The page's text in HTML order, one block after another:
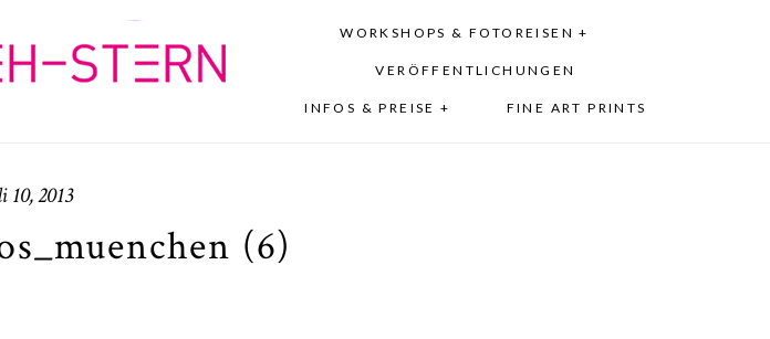
WORKSHOPS & FOTOREISEN +
VERÖFFENTLICHUNGEN
INFOS & PREISE + FINE ART PRINTS
10, 2013
(6)